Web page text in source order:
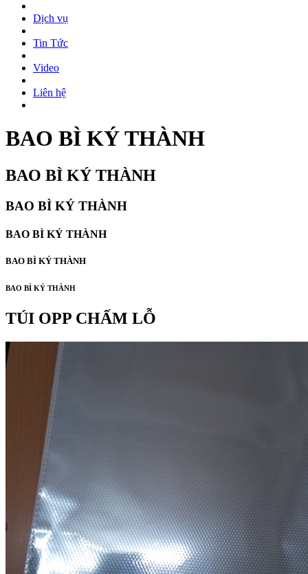
Dịch vụ
Tin Tức
Video
Liên hệ
BAO BÌ KÝ THÀNH
BAO BÌ KÝ THÀNH
BAO BÌ KÝ THÀNH
BAO BÌ KÝ THÀNH
BAO BÌ KÝ THÀNH
BAO BÌ KÝ THÀNH
TÚI OPP CHẤM LỖ